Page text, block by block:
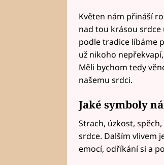
Květen nám přináší
nad tou krásou srdce
podle tradice líbáme
už nikoho
Měli bychom tedy
našemu srdci.
Jaké symboly
Strach, úzkost,
srdce. Dalším vlivem
emocí, odříkání si a